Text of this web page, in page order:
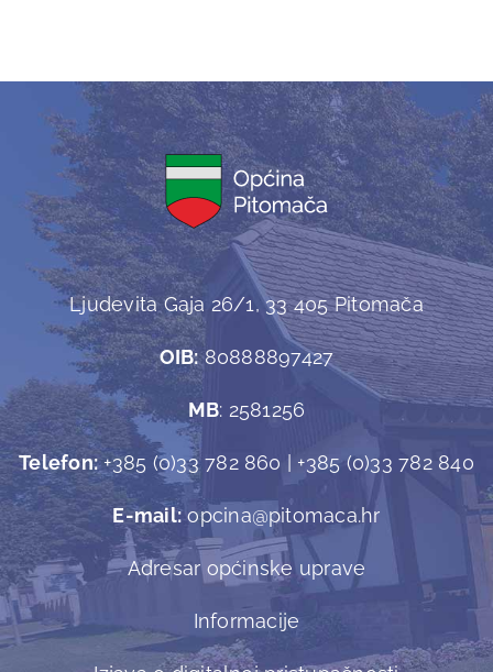
Ljudevita Gaja 26/1, 33 405 Pitomača
OIB:80888897427
MB: 2581256
Telefon:+385 (0)33 782 860 | +385 (0)33 782 840
E-mail:opcina@pitomaca.hr
Adresar općinske uprave
Informacije